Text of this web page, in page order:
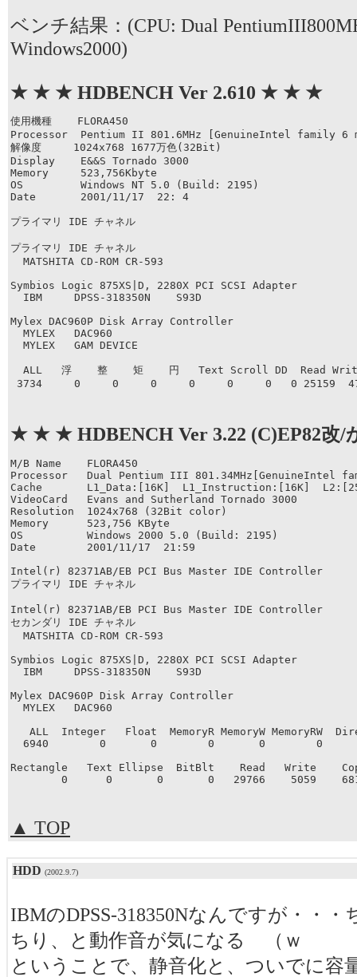
ベンチ結果：(CPU: Dual
Windows2000)
★ ★ ★ HDBENCH Ver 2.610 ★ ★ ★
使用機種    FLORA450
Processor  Pentium II 801.6MHz [GenuineIntel family
解像度     1024x768 1677万色(32Bit)
Display    E&&S Tornado 3000
Memory     523,756Kbyte
OS         Windows NT 5.0 (Build: 2195)
Date       2001/11/17  22: 4
プライマリ IDE チャネル
プライマリ IDE チャネル
  MATSHITA CD-ROM CR-593
Symbios Logic 875XS|D, 2280X PCI SCSI Adapter
  IBM     DPSS-318350N    S93D
Mylex DAC960P Disk Array Controller
  MYLEX   DAC960
  MYLEX   GAM DEVICE
ALL   浮    整    矩    円   Text Scroll DD  Read
3734     0     0     0     0     0     0   0 25159
★ ★ ★ HDBENCH Ver 3.22 (C)EP82
M/B Name    FLORA450
Processor   Dual Pentium III
Cache       L1_Data:[16K]  L1_Instruction:[16K]
VideoCard   Evans and Sutherland Tornado 3000
Resolution  1024x768 (32Bit color)
Memory      523,756 KByte
OS          Windows 2000 5.0 (Build: 2195)
Date        2001/11/17  21:59
Intel(r) 82371AB/EB PCI Bus Master IDE Controller
プライマリ IDE チャネル
Intel(r) 82371AB/EB PCI Bus Master IDE Controller
セカンダリ IDE チャネル
  MATSHITA CD-ROM CR-593
Symbios Logic 875XS|D, 2280X PCI SCSI Adapter
  IBM     DPSS-318350N    S93D
Mylex DAC960P Disk Array Controller
  MYLEX   DAC960
ALL  Integer   Float  MemoryR MemoryW MemoryRW
6940        0       0        0       0        0
Rectangle   Text Ellipse  BitBlt    Read   Write
0      0       0       0   29766    5059
▲ TOP
HDD (2002.9.7)
IBMのDPSS-318350Nなんですが・・
ちり、と動作音が気になる （ｗ
ということで、静音化と、ついでに容